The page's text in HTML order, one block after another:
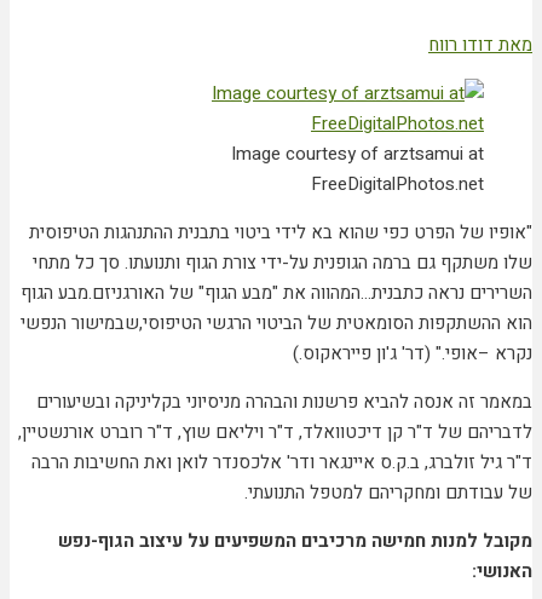
מאת דודו רווח
Image courtesy of arztsamui at
FreeDigitalPhotos.net
"אופיו של הפרט כפי שהוא בא לידי ביטוי בתבנית ההתנהגות הטיפוסית
שלו משתקף גם ברמה הגופנית על-ידי צורת הגוף ותנועתו. סך כל מתחי
השרירים נראה כתבנית…המהווה את "מבע הגוף" של האורגניזם.מבע הגוף
הוא ההשתקפות הסומאטית של הביטוי הרגשי הטיפוסי,שבמישור הנפשי
נקרא –אופי." (דר' ג'ון פייראקוס.)
במאמר זה אנסה להביא פרשנות והבהרה מניסיוני בקליניקה ובשיעורים
לדבריהם של ד"ר קן דיכטוואלד, ד"ר ויליאם שוץ, ד"ר רוברט אורנשטיין,
ד"ר גיל זולברג, ב.ק.ס איינגאר ודר' אלכסנדר לואן ואת החשיבות הרבה
של עבודתם ומחקריהם למטפל התנועתי.
מקובל למנות חמישה מרכיבים המשפיעים על עיצוב הגוף-נפש
האנושי: